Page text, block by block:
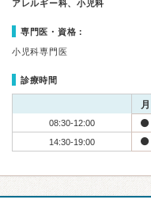
アレルギー科、小児科
専門医・資格：
小児科専門医
診療時間
月
08:30-12:00
14:30-19:00